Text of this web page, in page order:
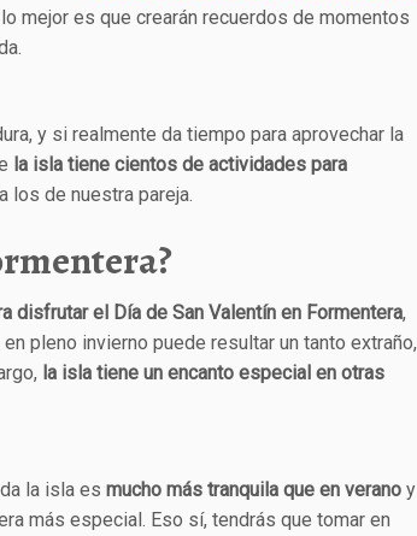
mejor es que crearán recuerdos de momentos
y si realmente da tiempo para aprovechar la
la isla tiene cientos de actividades para
los de nuestra pareja.
disfrutar el Día de San Valentín en Formentera,
pleno invierno puede resultar un tanto extraño,
la isla tiene un encanto especial en otras
la isla es mucho más tranquila que en verano y
más especial. Eso sí, tendrás que tomar en